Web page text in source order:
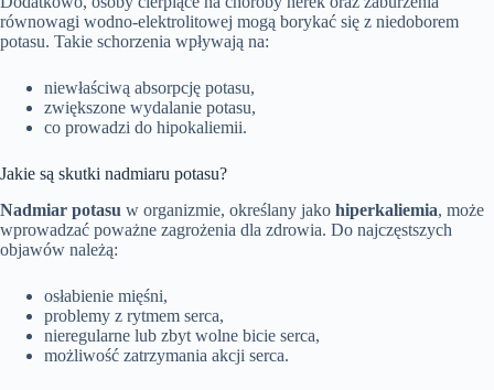
równowagi wodno-elektrolitowej mogą borykać się z niedoborem
potasu. Takie schorzenia wpływają na:
niewłaściwą absorpcję potasu,
zwiększone wydalanie potasu,
co prowadzi do hipokaliemii.
Jakie są skutki nadmiaru potasu?
Nadmiar potasu w organizmie, określany jako hiperkaliemia, może
wprowadzać poważne zagrożenia dla zdrowia. Do najczęstszych
objawów należą:
osłabienie mięśni,
problemy z rytmem serca,
nieregularne lub zbyt wolne bicie serca,
możliwość zatrzymania akcji serca.